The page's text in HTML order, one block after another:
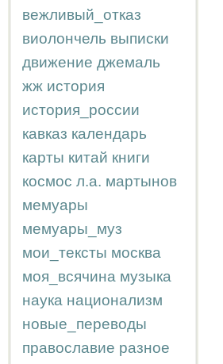
вежливый_отказ
виолончель выписки
движение джемаль
жж история
история_россии
кавказ календарь
карты китай книги
космос л.а. мартынов
мемуары
мемуары_муз
мои_тексты москва
моя_всячина музыка
наука национализм
новые_переводы
православие разное